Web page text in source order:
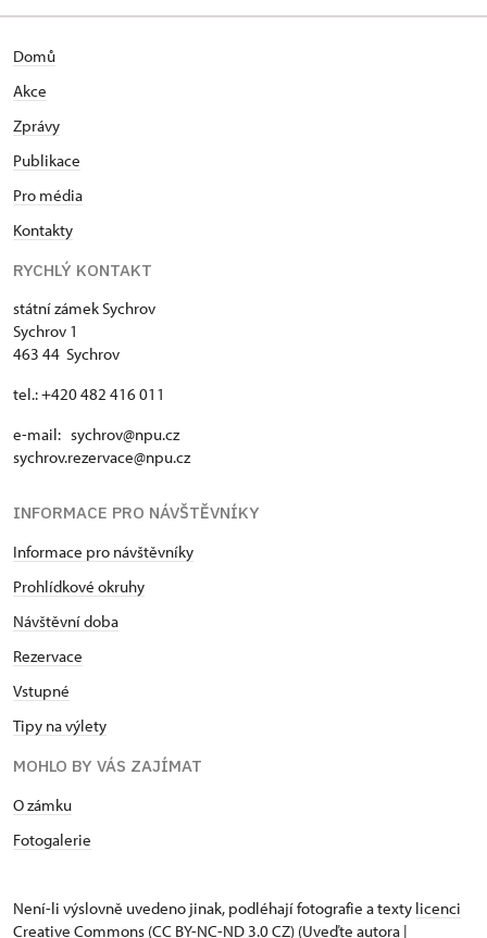
Domů
Akce
Zprávy
Publikace
Pro média
Kontakty
RYCHLÝ KONTAKT
státní zámek Sychrov
Sychrov 1
463 44 Sychrov
tel.: +420 482 416 011
e-mail: sychrov@npu.cz
sychrov.rezervace@npu.cz
INFORMACE PRO NÁVŠTĚVNÍKY
Informace pro návštěvníky
Prohlídkové okruhy
Návštěvní doba
Rezervace
Vstupné
Tipy na výlety
MOHLO BY VÁS ZAJÍMAT
O zámku
Fotogalerie
Není-li výslovně uvedeno jinak, podléhají fotografie a texty licenci
Creative Commons (CC BY-NC-ND 3.0 CZ) (Uveďte autora |